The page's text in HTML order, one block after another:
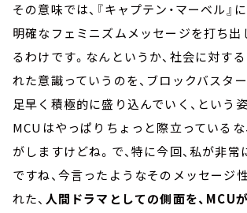
その意味では、『キャプテン・マーベル』
明確なフェミニズムメッセージを打ち出
るわけです。なんというか、社会に対す
れた意識っていうのを、ブロックバスタ
足早く積極的に盛り込んでいく、という
MCUはやっぱりちょっと際立っているな
がしますけどね。で、特に今回、私が非
ですね、今言ったようなそのメッセージ
れた、 人間ドラマとしての側面を、MCU